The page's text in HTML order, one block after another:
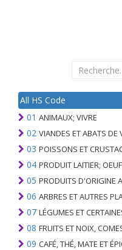
All HS Code
01 ANIMAUX; VIVRE
02 VIANDES ET ABATS DE
03 POISSONS ET CRUSTACÉS,
04 PRODUIT LAITIER; OEUFS D'OISEAUX; MIEL NATUREL;
05 PRODUITS D'ORIGINE
06 ARBRES ET AUTRES PLANTES, VIVANTS;
07 LÉGUMES ET CERTAINES
08 FRUITS ET NOIX,
09 CAFÉ, THÉ, MATE ET